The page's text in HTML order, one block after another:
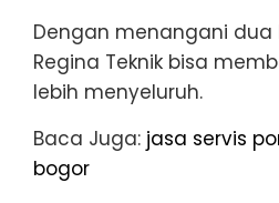
Dengan menangani dua
Regina Teknik bisa
lebih menyeluruh.
Baca Juga: jasa servis
bogor